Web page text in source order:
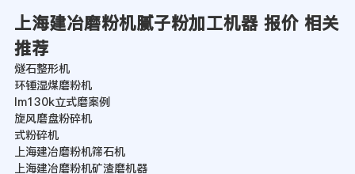
上海建冶磨粉机腻子粉加工机器 报价 相关
推荐
燧石整形机
环锤湿煤磨粉机
lm130k立式磨案例
旋风磨盘粉碎机
式粉碎机
上海建冶磨粉机筛石机
上海建冶磨粉机矿渣磨机器